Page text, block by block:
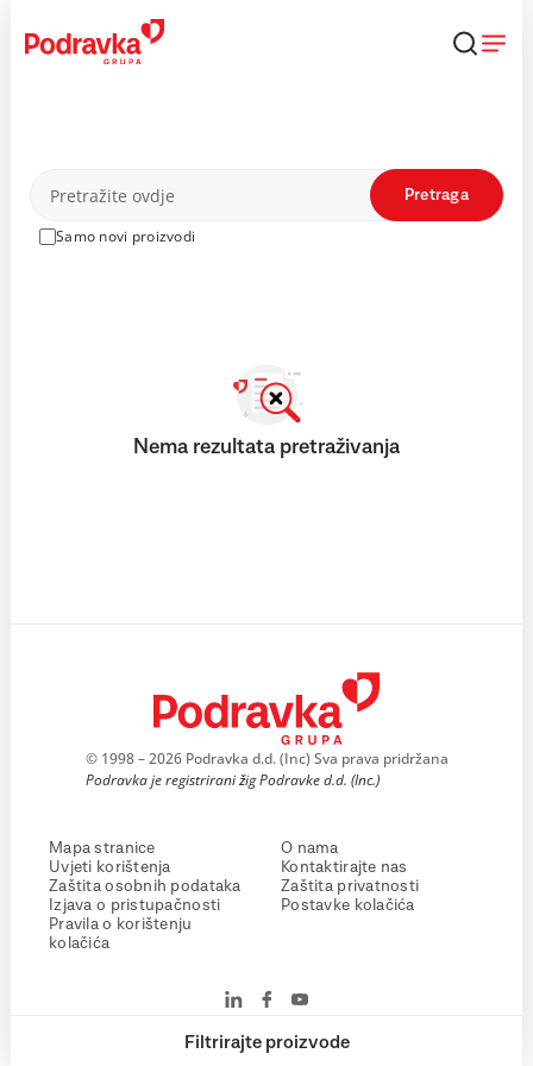
content
Proizvodi
Samo novi proizvodi
Pretraga
Filtrirajte proizvode
Nema rezultata pretraživanja
© 1998 – 2026 Podravka d.d. (Inc) Sva prava pridržana
Podravka je registrirani žig Podravke d.d. (Inc.)
Mapa stranice
Uvjeti korištenja
Zaštita osobnih podataka
Izjava o pristupačnosti
Pravila o korištenju
kolačića
O nama
Kontaktirajte nas
Zaštita privatnosti
Postavke kolačića